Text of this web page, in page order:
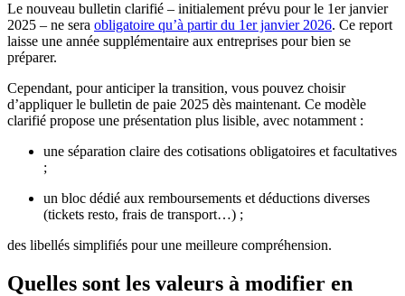
Le nouveau bulletin clarifié – initialement prévu pour le 1er janvier
2025 – ne sera obligatoire qu’à partir du 1er janvier 2026. Ce report
laisse une année supplémentaire aux entreprises pour bien se
préparer.
Cependant, pour anticiper la transition, vous pouvez choisir
d’appliquer le bulletin de paie 2025 dès maintenant. Ce modèle
clarifié propose une présentation plus lisible, avec notamment :
une séparation claire des cotisations obligatoires et facultatives
;
un bloc dédié aux remboursements et déductions diverses
(tickets resto, frais de transport…) ;
des libellés simplifiés pour une meilleure compréhension.
Quelles sont les valeurs à modifier en